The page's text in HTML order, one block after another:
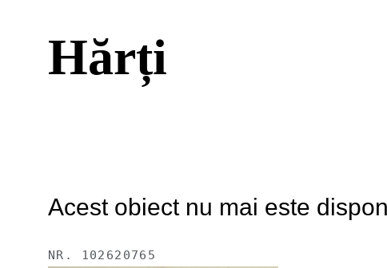
Hărți
Acest obiect nu mai este
NR. 102620765